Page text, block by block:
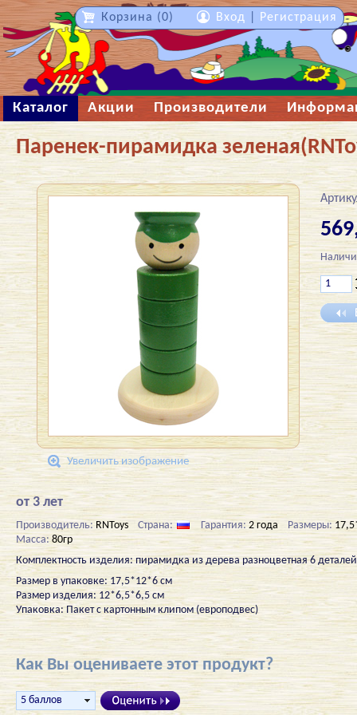
Каталог Акции Производители
Паренек-пирамидка
Увеличить изображение
от 3 лет
Производитель: RNToys Страна: Гарантия: 2 года Размеры:
Масса: 80гр
Комплектность изделия: пирамидка из дерева разноцветная 6
Размер в упаковке: 17,5*12*6 см
Размер изделия: 12*6,5*6,5 см
Упаковка: Пакет с картонным клипом (европодвес)
Как Вы оцениваете этот продукт?
Корзина (0) Вход Регистрация